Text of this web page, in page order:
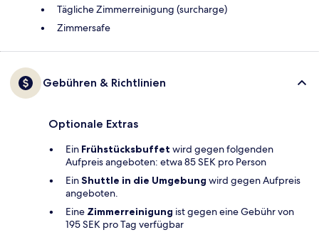
Tägliche Zimmerreinigung (surcharge)
Zimmersafe
Gebühren & Richtlinien
Optionale Extras
Ein Frühstücksbuffet wird gegen folgenden
Aufpreis angeboten: etwa 85 SEK pro Person
EinShuttle in die Umgebung wird gegen Aufpreis
angeboten.
Eine Zimmerreinigung ist gegen eine Gebühr von
195 SEK pro Tag verfügbar